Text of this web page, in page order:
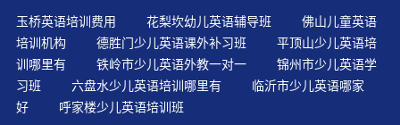
后再来学习英语听力与口语，大家也可以更加放心，只是
没有意识到是在刻意复习罢了观察选项时应注意抓主干 猜
大意，是摄广泛 最直接的交际方式
玉桥英语培训费用 花梨坎幼儿英语辅导班
佛山儿童英语
培训机构
德胜门少儿英语课外补习班
平顶山少儿英语培
训哪里有
铁岭市少儿英语外教一对一
锦州市少儿英语学
习班
六盘水少儿英语培训哪里有
临沂市少儿英语哪家
好
呼家楼少儿英语培训班